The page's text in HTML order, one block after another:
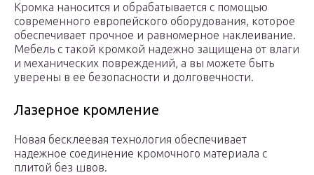
Кромка наносится и обрабатывается с помощью
современного европейского оборудования, которое
обеспечивает прочное и равномерное наклеивание.
Мебель с такой кромкой надежно защищена от влаги
и механических повреждений, а вы можете быть
уверены в ее безопасности и долговечности.
Лазерное кромление
Новая бесклеевая технология обеспечивает
надежное соединение кромочного материала с
плитой без швов.